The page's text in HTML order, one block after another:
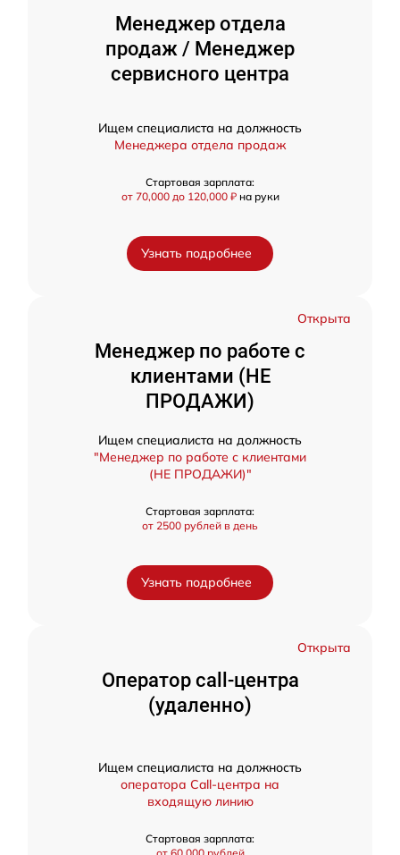
Менеджер отдела
продаж / Менеджер
сервисного центра
Ищем специалиста на должность
Менеджера отдела продаж
Стартовая зарплата:
от 70,000 до 120,000 ₽ на руки
Узнать подробнее
Открыта
Менеджер по работе с
клиентами (НЕ
ПРОДАЖИ)
Ищем специалиста на должность
"Менеджер по работе с клиентами
(НЕ ПРОДАЖИ)"
Стартовая зарплата:
от 2500 рублей в день
Узнать подробнее
Открыта
Оператор call-центра
(удаленно)
Ищем специалиста на должность
оператора Call-центра на
входящую линию
Стартовая зарплата: